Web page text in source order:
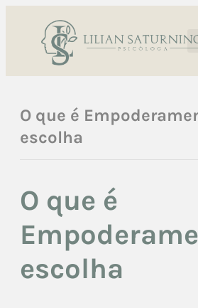
O que é
escolha
O que é
escolha